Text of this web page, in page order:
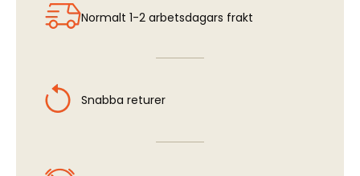
Normalt 1-2 arbetsdagars frakt
Snabba returer